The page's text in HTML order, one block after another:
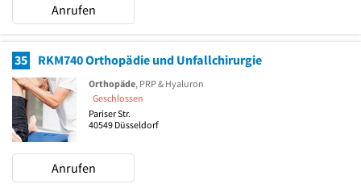
Anrufen
35 RKM740 Orthopädie und Unfallchirurgie
Orthopäde, PRP & Hyaluron
Geschlossen
Pariser Str.
40549 Düsseldorf
Anrufen